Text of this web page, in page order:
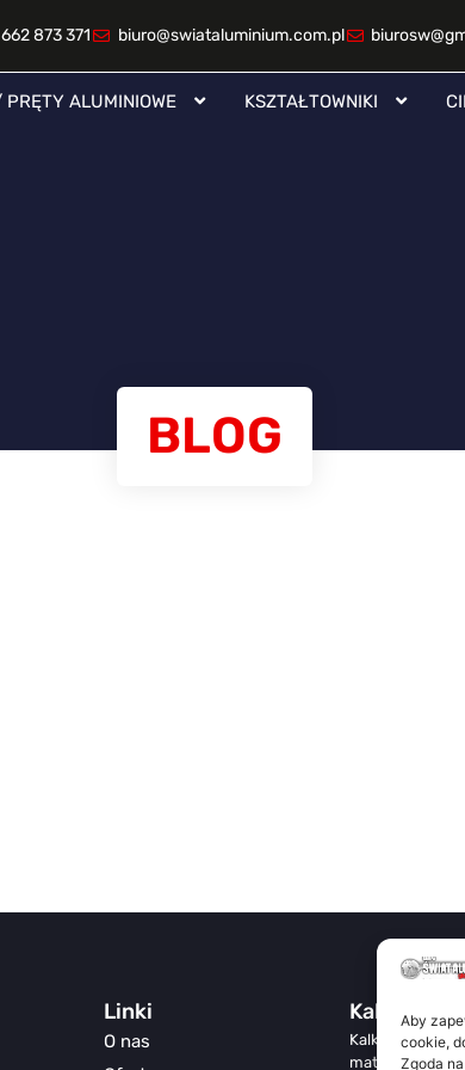
Aby
cookie,
Zgoda
873 371 biuro@swiataluminium.com.pl
ALUMINIOWE KSZTAŁTOWNIKI
BLOG
Linki
O nas
Kalkulator
Kalkulator
materiałów z